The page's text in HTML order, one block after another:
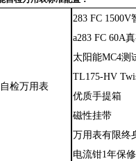
检万用表
283 FC
a283 FC 60A
太阳能MC4测
TL175-HV
优质手提箱
磁性挂带
万用表有限终
电流钳1年保修